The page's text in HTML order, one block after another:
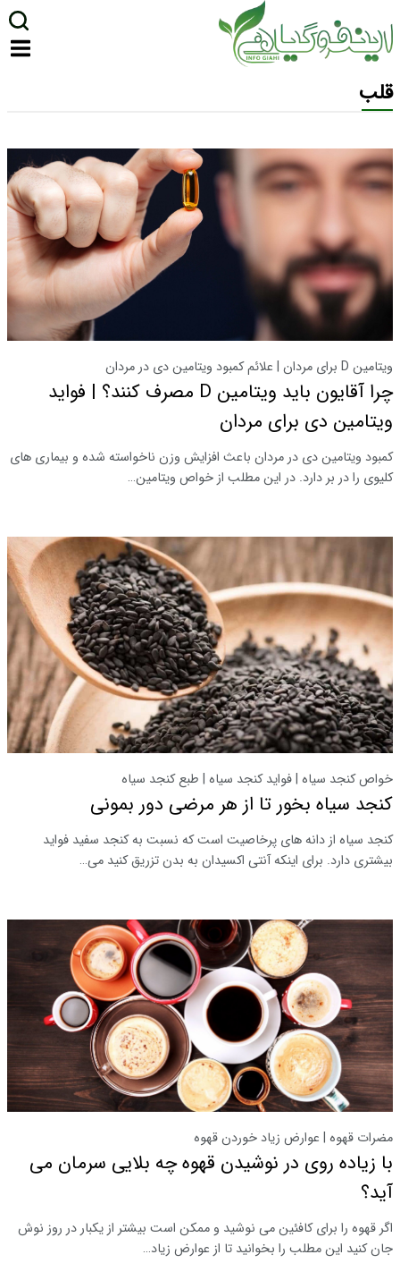
قلب
ویتامین D برای مردان | علائم کمبود ویتامین دی در مردان
چرا آقایون باید ویتامین D مصرف کنند؟ | فواید
ویتامین دی برای مردان
کمبود ویتامین دی در مردان باعث افزایش وزن ناخواسته شده و بیماری های
کلیوی را در بر دارد. در این مطلب از خواص ویتامین…
خواص کنجد سیاه | فواید کنجد سیاه | طبع کنجد سیاه
کنجد سیاه بخور تا از هر مرضی دور بمونی
کنجد سیاه از دانه های پرخاصیت است که نسبت به کنجد سفید فواید
بیشتری دارد. برای اینکه آنتی اکسیدان به بدن تزریق کنید می…
مضرات قهوه | عوارض زیاد خوردن قهوه
با زیاده روی در نوشیدن قهوه چه بلایی سرمان می
آید؟
اگر قهوه را برای کافئین می نوشید و ممکن است بیشتر از یکبار در روز نوش
جان کنید این مطلب را بخوانید تا از عوارض زیاد…